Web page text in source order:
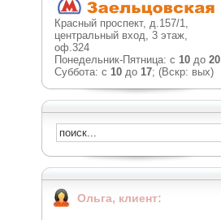
Красный проспект, д.157/1,
центральный вход, 3 этаж,
оф.324
Понедельник-Пятница: с 10до 20
Суббота: с 10до 17; (Вскр: вых)
Ольга, клиент: